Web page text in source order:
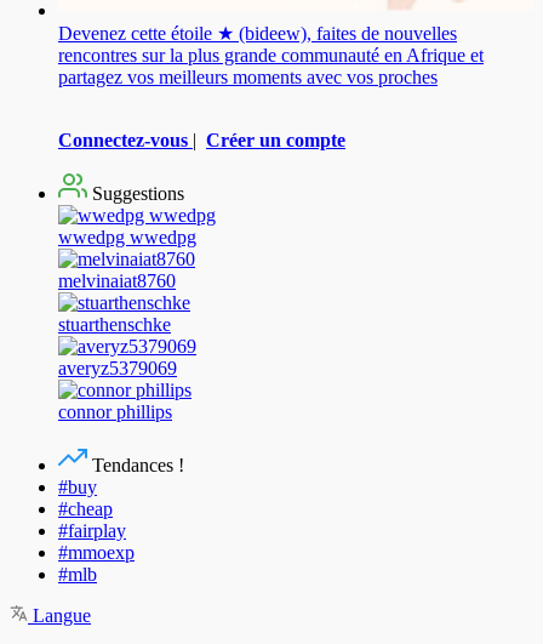
Devenez cette étoile ★ (bideew), faites de nouvelles
rencontres sur la plus grande communauté en Afrique et
partagez vos meilleurs moments avec vos proches
Connectez-vous | Créer un compte
Suggestions
wwedpg wwedpg
melvinaiat8760
stuarthenschke
averyz5379069
connor phillips
Tendances !
#buy
#cheap
#fairplay
#mmoexp
#mlb
Langue